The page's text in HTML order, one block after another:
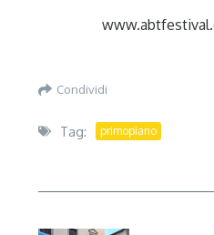
Condividi
Tag: primopiano